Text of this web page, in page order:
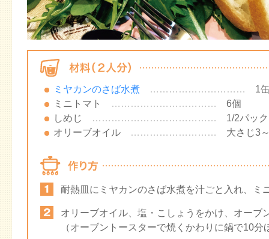
ミヤカンのさば水煮 …………………………
1
ミニトマト
……………………………
6個
しめじ
…………………………………
1/2パック
オリーブオイル
……………………… 大さじ3
耐熱皿にミヤカンのさば水煮を汁ごと入れ、
オリーブオイル、塩・こしょうをかけ、オーブ
（オーブントースターで焼くかわりに鍋で10分